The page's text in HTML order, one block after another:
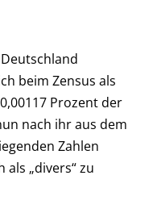
Deutschland
beim Zensus als
Prozent der
nach ihr aus dem
Zahlen
„divers“ zu